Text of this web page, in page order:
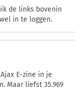
de links bovenin
in te loggen.
E-zine in je
Maar liefst 35.969